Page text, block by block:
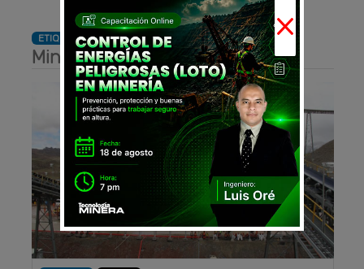
ETIQUETA : Cartera de Inversión
Minera
×